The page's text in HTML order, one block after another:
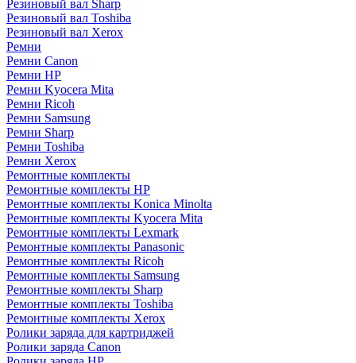
Резиновый вал Sharp
Резиновый вал Toshiba
Резиновый вал Xerox
Ремни
Ремни Canon
Ремни HP
Ремни Kyocera Mita
Ремни Ricoh
Ремни Samsung
Ремни Sharp
Ремни Toshiba
Ремни Xerox
Ремонтные комплекты
Ремонтные комплекты HP
Ремонтные комплекты Konica Minolta
Ремонтные комплекты Kyocera Mita
Ремонтные комплекты Lexmark
Ремонтные комплекты Panasonic
Ремонтные комплекты Ricoh
Ремонтные комплекты Samsung
Ремонтные комплекты Sharp
Ремонтные комплекты Toshiba
Ремонтные комплекты Xerox
Ролики заряда для картриджей
Ролики заряда Canon